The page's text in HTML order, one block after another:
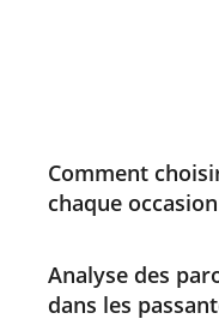
Comment
chaque
Analyse des
dans les